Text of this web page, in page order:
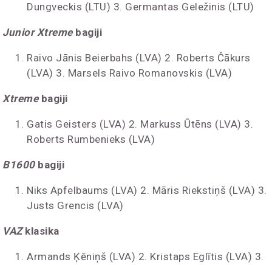
Dungveckis (LTU) 3. Germantas Geležinis (LTU)
Junior Xtremebagiji
Raivo Jānis Beierbahs (LVA) 2. Roberts Čākurs
(LVA) 3. Marsels Raivo Romanovskis (LVA)
Xtremebagiji
Gatis Geisters (LVA) 2. Markuss Ūtēns (LVA) 3.
Roberts Rumbenieks (LVA)
B1600bagiji
Niks Apfelbaums (LVA) 2. Māris Riekstiņš (LVA) 3.
Justs Grencis (LVA)
VAZklasika
Armands Ķēniņš (LVA) 2. Kristaps Eglītis (LVA) 3.